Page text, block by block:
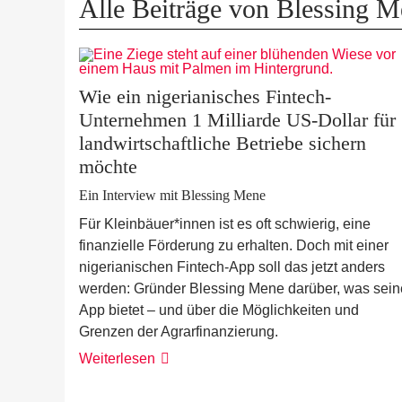
Alle Beiträge von Blessing
Wie ein nigerianisches Fintech-
Unternehmen 1 Milliarde US-Dollar für
landwirtschaftliche Betriebe sichern
möchte
Ein Interview mit Blessing Mene
Für Kleinbäuer*innen ist es oft schwierig, eine
finanzielle Förderung zu erhalten. Doch mit einer
nigerianischen Fintech-App soll das jetzt anders
werden: Gründer Blessing Mene darüber, was
App bietet – und über die Möglichkeiten und
Grenzen der Agrarfinanzierung.
Weiterlesen